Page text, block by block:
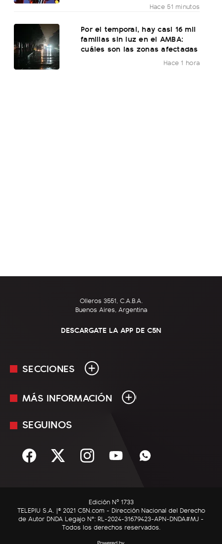
Hace 51 minutos
Por el temporal, hay casi 16 mil
familias sin luz en el AMBA:
cuáles son las zonas afectadas
Hace 1 hora
Olleros 3551, C.A.B.A.
Buenos Aires, Argentina
DESCARGATE LA APP DE C5N
SECCIONES
En Vivo
Sociedad
C5N Autos
RatingCero
MÁS INFORMACIÓN
Mediakit
Términos y condiciones
SEGUINOS
Edición Nº 1733
TELEPIU S.A. |© 2021 C5N.com - Dirección Nacional del Derecho
de Autor DNDA Legajo N°: RL-2024-31679423-APN-DNDA#MJ -
Todos los derechos reservados.